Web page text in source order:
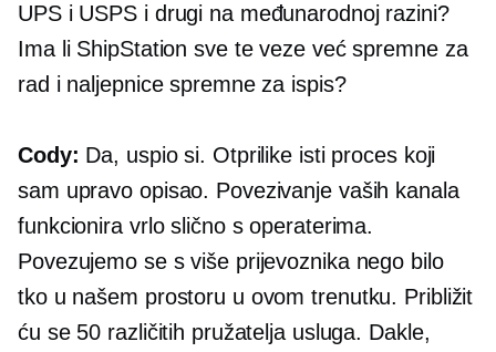
UPS i USPS i drugi na međunarodnoj razini?
Ima li ShipStation sve te veze već spremne za
rad i naljepnice spremne za ispis?
Cody: Da, uspio si. Otprilike isti proces koji
sam upravo opisao. Povezivanje vaših kanala
funkcionira vrlo slično s operaterima.
Povezujemo se s više prijevoznika nego bilo
tko u našem prostoru u ovom trenutku. Približit
ću se 50 različitih pružatelja usluga. Dakle,